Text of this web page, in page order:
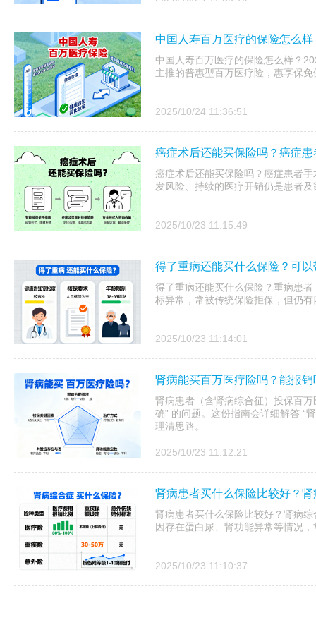
中国人寿百万医疗的保险怎么
中国人寿百万医疗的保险怎么样？
主推的普惠型百万医疗险，惠享保
2025/10/24 11:36:51
癌症术后还能买保险吗？癌症
癌症术后还能买保险吗？癌症患者
发风险、持续的医疗开销仍是患者
2025/10/23 11:15:49
得了重病还能买什么保险？可
得了重病还能买什么保险？重病患
标异常，常被传统保险拒保，但仍
2025/10/23 11:14:01
肾病能买百万医疗险吗？能报
肾病患者（含肾病综合征）投保百万
确” 的问题。这份指南会详细解答 “
理清思路。
2025/10/23 11:12:21
肾病患者买什么保险比较好？
肾病患者买什么保险比较好？肾病
因存在蛋白尿、肾功能异常等情况
2025/10/23 11:10:37